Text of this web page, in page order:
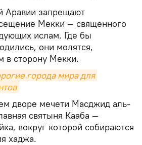
Аравии запрещают
Мекки — священного
ислам. Где бы
они молятся,
в сторону Мекки.
города мира для
дворе мечети Масджид аль-
святыня Кааба —
вокруг которой собираются
хаджа.